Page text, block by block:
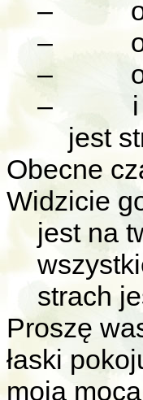
–
–
–
–
jest
Obecne
Widzicie
jest na
strach
Proszę
łaski
moją